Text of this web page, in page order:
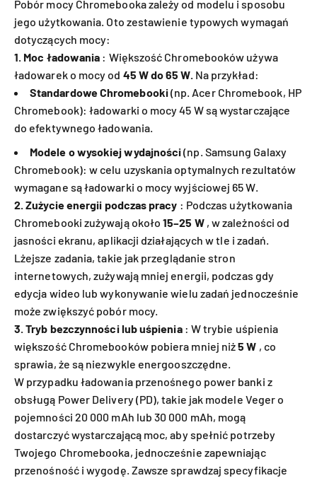
Pobór mocy Chromebooka zależy od modelu i sposobu
jego użytkowania. Oto zestawienie typowych wymagań
dotyczących mocy:
1. Moc ładowania : Większość Chromebooków używa
ładowarek o mocy od 45 W do 65 W. Na przykład:
Standardowe Chromebooki(np. Acer Chromebook, HP
Chromebook): ładowarki o mocy 45 W są wystarczające
do efektywnego ładowania.
Modele o wysokiej wydajności(np. Samsung Galaxy
Chromebook): w celu uzyskania optymalnych rezultatów
wymagane są ładowarki o mocy wyjściowej 65 W.
2. Zużycie energii podczas pracy : Podczas użytkowania
Chromebooki zużywają około15–25 W, w zależności od
jasności ekranu, aplikacji działających w tle i zadań.
Lżejsze zadania, takie jak przeglądanie stron
internetowych, zużywają mniej energii, podczas gdy
edycja wideo lub wykonywanie wielu zadań jednocześnie
może zwiększyć pobór mocy.
3. Tryb bezczynności lub uśpienia: W trybie uśpienia
większość Chromebooków pobiera mniej niż5 W , co
sprawia, że ​​są niezwykle energooszczędne.
W przypadku ładowania przenośnego power banki z
obsługą Power Delivery (PD), takie jak modele Veger o
pojemności 20 000 mAh lub 30 000 mAh, mogą
dostarczyć wystarczającą moc, aby spełnić potrzeby
Twojego Chromebooka, jednocześnie zapewniając
przenośność i wygodę. Zawsze sprawdzaj specyfikacje